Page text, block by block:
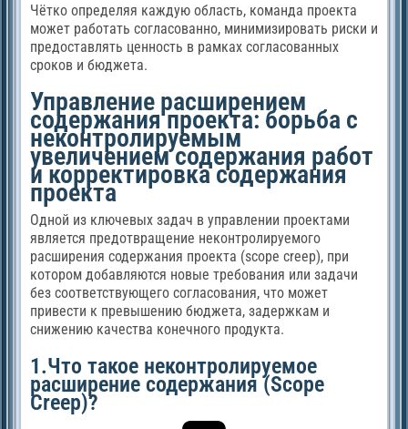
Чётко определяя каждую область, команда проекта
может работать согласованно, минимизировать риски и
предоставлять ценность в рамках согласованных
сроков и бюджета.
Управление расширением
содержания проекта: борьба с
неконтролируемым
увеличением содержания работ
и корректировка содержания
проекта
Одной из ключевых задач в управлении проектами
является предотвращение неконтролируемого
расширения содержания проекта (scope creep), при
котором добавляются новые требования или задачи
без соответствующего согласования, что может
привести к превышению бюджета, задержкам и
снижению качества конечного продукта.
1.Что такое неконтролируемое
расширение содержания (Scope
Creep)?